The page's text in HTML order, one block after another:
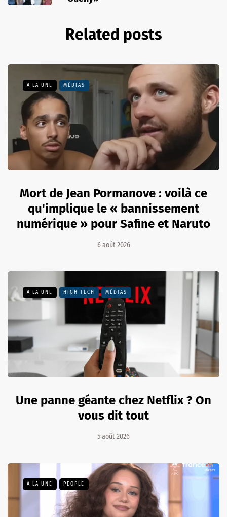
Related posts
A LA UNE MÉDIAS
Mort de Jean Pormanove : voilà ce
qu'implique le « bannissement
numérique » pour Safine et Naruto
6 août 2026
A LA UNE HIGH TECH MÉDIAS
Une panne géante chez Netflix ? On
vous dit tout
5 août 2026
A LA UNE PEOPLE